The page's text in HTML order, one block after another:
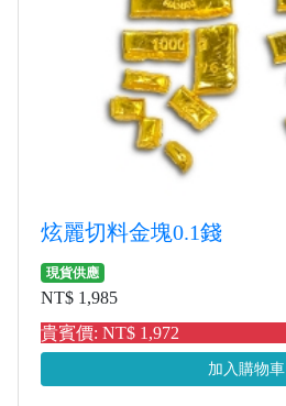
炫麗切料金塊0.1錢
現貨供應
NT$ 1,985
貴賓價: NT$ 1,972
加入購物車